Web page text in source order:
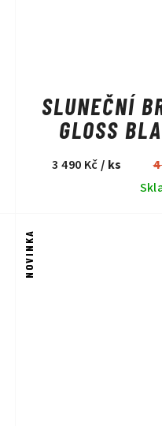
SLUNEČNÍ
GLOSS
FLASH
3 490 Kč/ ks
NOVINKA